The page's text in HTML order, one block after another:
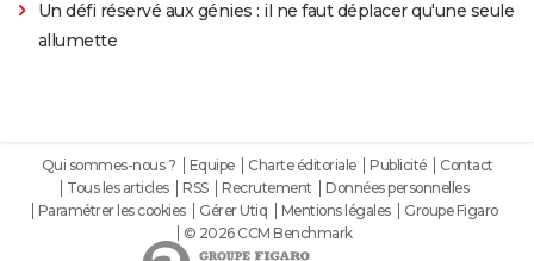
Un défi réservé aux génies : il ne faut déplacer qu'une seule
allumette
Qui sommes-nous ? Equipe Charte éditoriale Publicité
Contact
Tous les articles
RSS Recrutement
Données personnelles
Paramétrer les cookies
Gérer Utiq Mentions légales
Groupe Figaro
© 2026 CCM Benchmark